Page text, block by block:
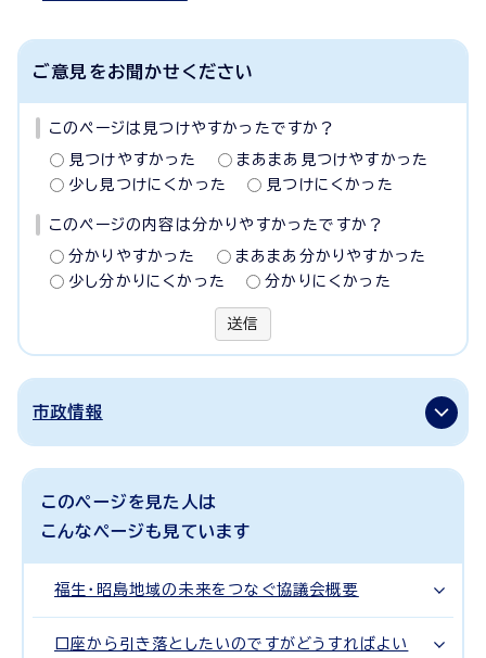
ご意見をお聞かせください
このページは見つけやすかったですか？
見つけやすかった
まあまあ見つけやすかった
少し見つけにくかった
見つけにくかった
このページの内容は分かりやすかったですか？
分かりやすかった
まあまあ分かりやすかった
少し分かりにくかった
分かりにくかった
送信
市政情報
このページを見た人は
こんなページも見ています
福生・昭島地域の未来をつなぐ協議会概要
口座から引き落としたいのですがどうすればよい